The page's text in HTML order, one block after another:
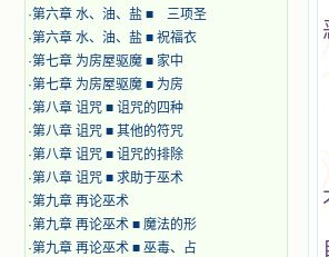
·第六章 水、油、盐 ■ 三项圣
·第六章 水、油、盐 ■ 祝福衣
·第七章 为房屋驱魔 ■ 家中
·第七章 为房屋驱魔 ■ 为房
·第八章 诅咒 ■ 诅咒的四种
·第八章 诅咒 ■ 其他的符咒
·第八章 诅咒 ■ 诅咒的排除
·第八章 诅咒 ■ 求助于巫术
·第九章 再论巫术
·第九章 再论巫术 ■ 魔法的形
·第九章 再论巫术 ■ 巫毒、占